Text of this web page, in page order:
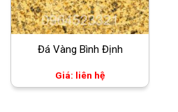
Đá Vàng Bình Định
Giá: liên hệ